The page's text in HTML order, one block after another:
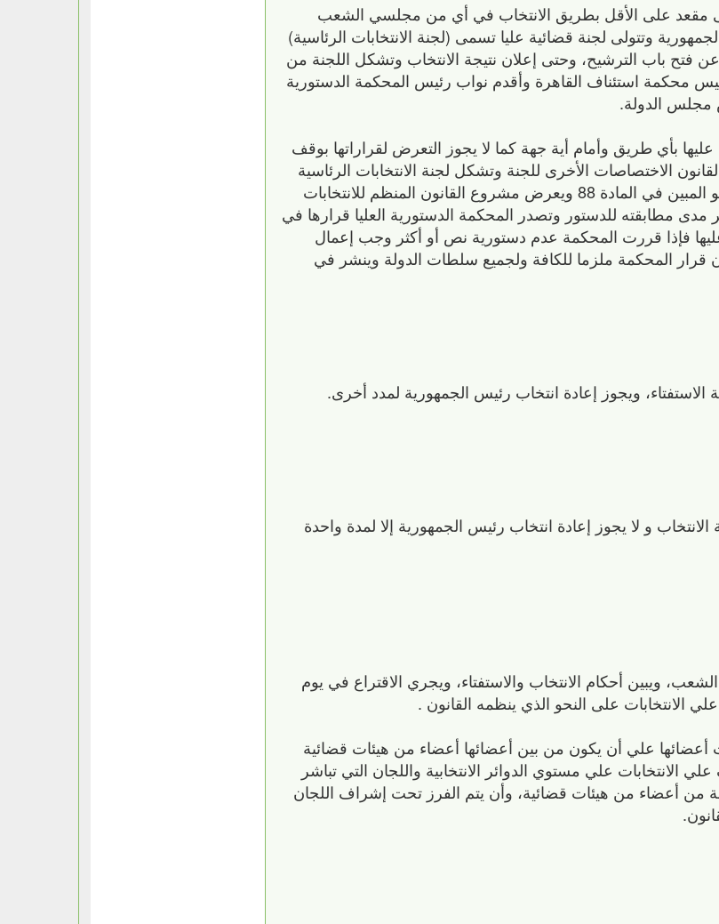
مقعد على الأقل بطريق الانتخاب في أي من مجلسي الشعب
وتتولى لجنة قضائية عليا تسمى (لجنة الانتخابات الرئاسية)
فتح باب الترشيح، وحتى إعلان نتيجة الانتخاب وتشكل اللجنة من
محكمة استئناف القاهرة وأقدم نواب رئيس المحكمة الدستورية
مجلس الدولة.
عليها بأي طريق وأمام أية جهة كما لا يجوز التعرض لقراراتها بوقف
الاختصاصات الأخرى للجنة وتشكل لجنة الانتخابات الرئاسية
اللجان التي تتولى الإشراف على الاقتراع والفرز على النحو المبين في المادة 88 ويعرض مشروع القانون المنظم للانتخابات
مدى مطابقته للدستور وتصدر المحكمة الدستورية العليا قرارها في
فإذا قررت المحكمة عدم دستورية نص أو أكثر وجب إعمال
قرار المحكمة ملزما للكافة ولجميع سلطات الدولة وينشر في
ويجوز إعادة انتخاب رئيس الجمهورية لمدد أخرى.
و لا يجوز إعادة انتخاب رئيس الجمهورية إلا لمدة واحدة
ويبين أحكام الانتخاب والاستفتاء، ويجري الاقتراع في يوم
الانتخابات على النحو الذي ينظمه القانون .
أعضائها علي أن يكون من بين أعضائها أعضاء من هيئات قضائية
الانتخابات علي مستوي الدوائر الانتخابية واللجان التي تباشر
من أعضاء من هيئات قضائية، وأن يتم الفرز تحت إشراف اللجان